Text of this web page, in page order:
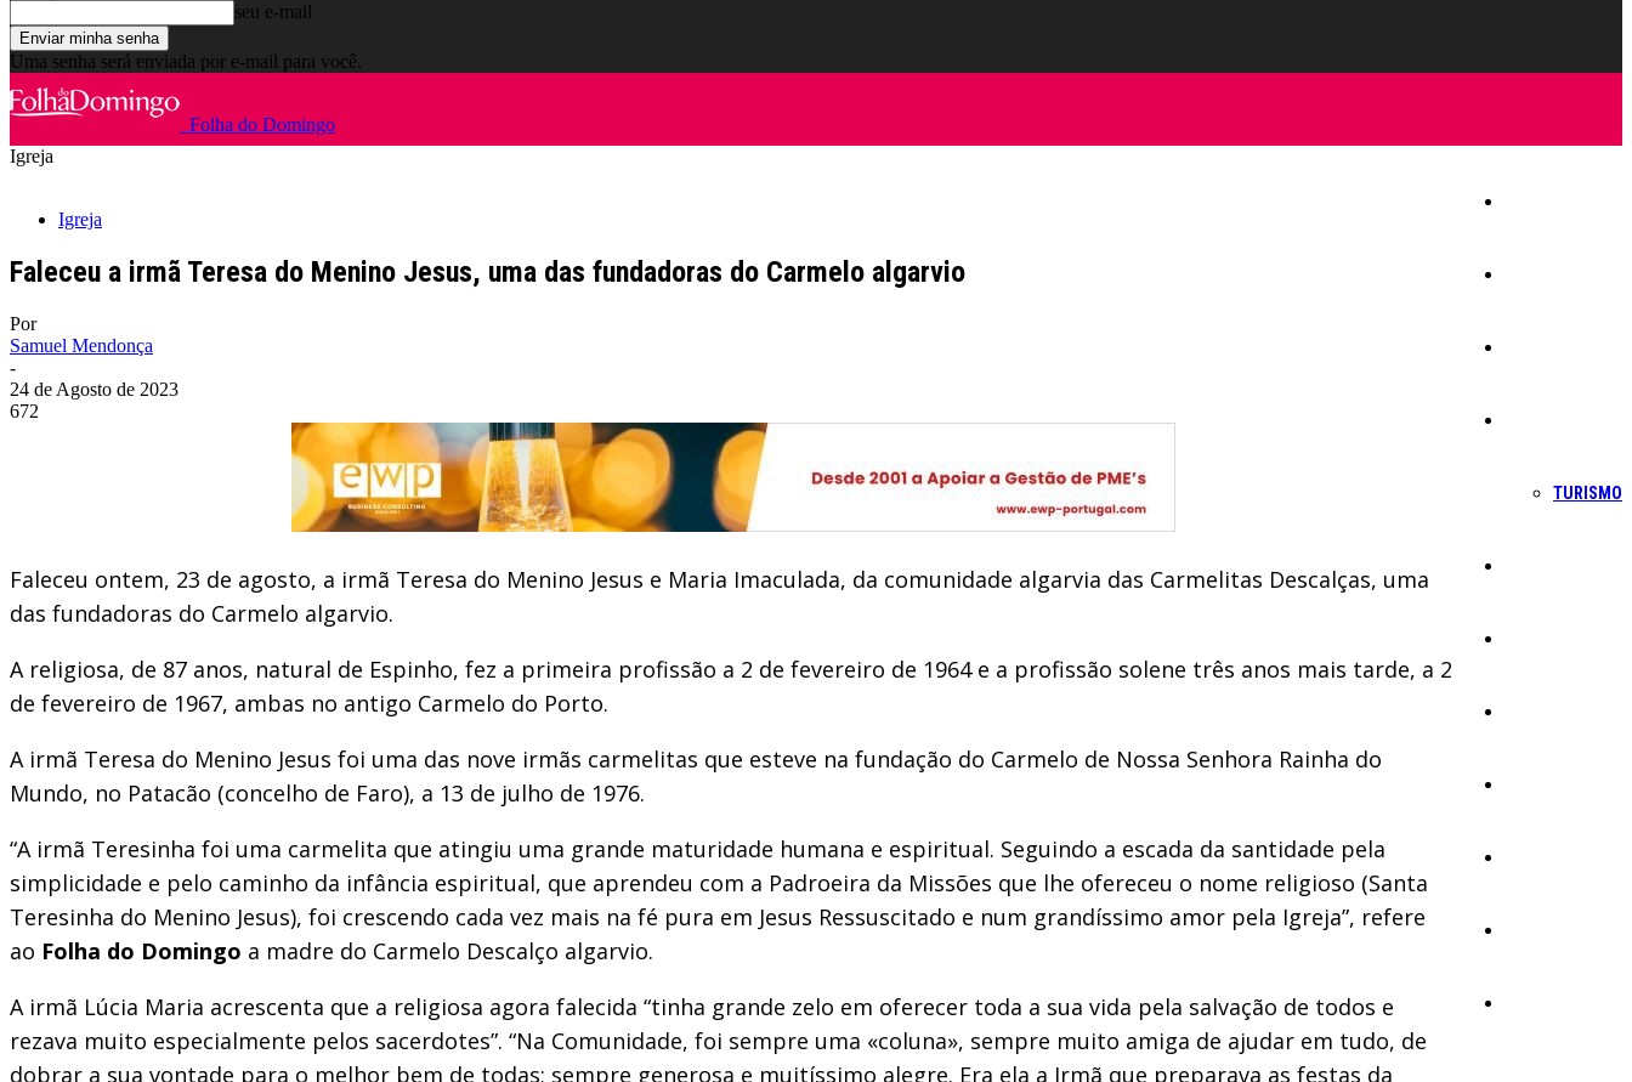
seu e-mail
Uma senha será enviada por e-mail para você.
Folha do Domingo
TURISMO
Igreja
Igreja
Faleceu a irmã Teresa do Menino Jesus, uma das fundadoras do Carmelo algarvio
Por
Samuel Mendonça
-
24 de Agosto de 2023
672
Faleceu ontem, 23 de agosto, a irmã Teresa do Menino Jesus e Maria Imaculada, da comunidade algarvia das Carmelitas Descalças, uma
das fundadoras do Carmelo algarvio.
A religiosa, de 87 anos, natural de Espinho, fez a primeira profissão a 2 de fevereiro de 1964 e a profissão solene três anos mais tarde, a 2
de fevereiro de 1967, ambas no antigo Carmelo do Porto.
A irmã Teresa do Menino Jesus foi uma das nove irmãs carmelitas que esteve na fundação do Carmelo de Nossa Senhora Rainha do
Mundo, no Patacão (concelho de Faro), a 13 de julho de 1976.
“A irmã Teresinha foi uma carmelita que atingiu uma grande maturidade humana e espiritual. Seguindo a escada da santidade pela
simplicidade e pelo caminho da infância espiritual, que aprendeu com a Padroeira da Missões que lhe ofereceu o nome religioso (Santa
Teresinha do Menino Jesus), foi crescendo cada vez mais na fé pura em Jesus Ressuscitado e num grandíssimo amor pela Igreja”, refere
ao Folha do Domingo a madre do Carmelo Descalço algarvio.
A irmã Lúcia Maria acrescenta que a religiosa agora falecida “tinha grande zelo em oferecer toda a sua vida pela salvação de todos e
rezava muito especialmente pelos sacerdotes”. “Na Comunidade, foi sempre uma «coluna», sempre muito amiga de ajudar em tudo, de
dobrar a sua vontade para o melhor bem de todas; sempre generosa e muitíssimo alegre. Era ela a Irmã que preparava as festas da